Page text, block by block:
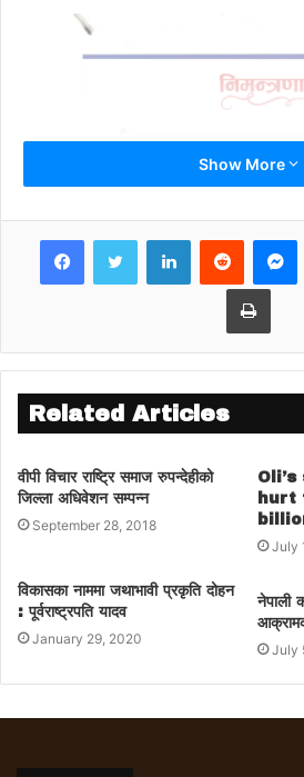
Show More
LinkedInReddit
Print
Related Articles
वीपी विचार राष्ट्रि समाज रुपन्देहीको
जिल्ला अधिवेशन सम्पन्न
September 28, 2018
hurt
July
विकासका नाममा जथाभावी प्रकृति दोहन
: पूर्वराष्ट्रपति यादव
January 29, 2020
नेपाली
July